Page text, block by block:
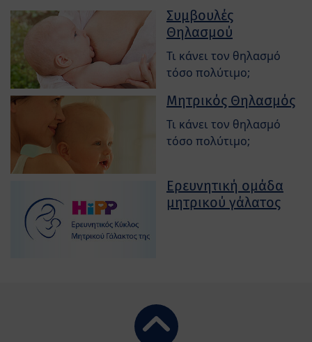
Συμβουλές
Θηλασμού
Τι κάνει τον θηλασμό
τόσο πολύτιμο;
Μητρικός Θηλασμός
Τι κάνει τον θηλασμό
τόσο πολύτιμο;
Ερευνητική ομάδα
μητρικού γάλατος